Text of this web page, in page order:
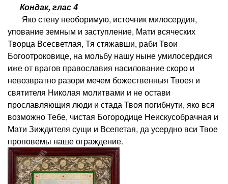
Кондак, глас 4
Яко стену необоримую, источник милосердия,
упование земным и заступление, Мати всяческих
Творца Всесветлая, Тя стяжавши, раби Твои
Богоотроковице, на мольбу нашу ныне умилосердися
иже от врагов православия насилование скоро и
невозвратно разори мечем божественныя Твоея и
святителя Николая молитвами и не остави
прославляющия люди и стада Твоя погибнути, яко вся
возможно Тебе, чистая Богородице Неискусобрачная и
Мати Зиждителя сущи и Всепетая, да усердно вси Твое
проповемы наше ограждение.